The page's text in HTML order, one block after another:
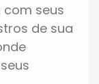
com seus
de sua